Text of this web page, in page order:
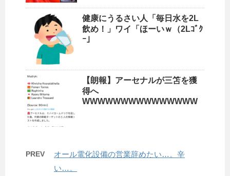
健康にうるさい人「毎日水を2L
飲め！」ワイ「ほーいｗ（2Lｺﾞｸ
ｰ」
【朗報】アーセナルが三笘を獲
得へ
WWWWWWWWWWWWWWW
PREV
オール電化設備の営業辞めたい…。辛
い…。